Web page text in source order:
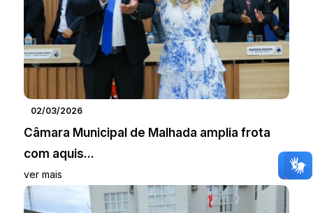
02/03/2026
Câmara Municipal de Malhada amplia frota
com aquis...
ver mais